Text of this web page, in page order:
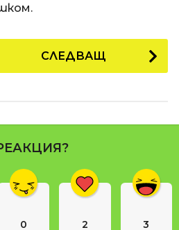
СЛЕДВАЩ
0 2 3